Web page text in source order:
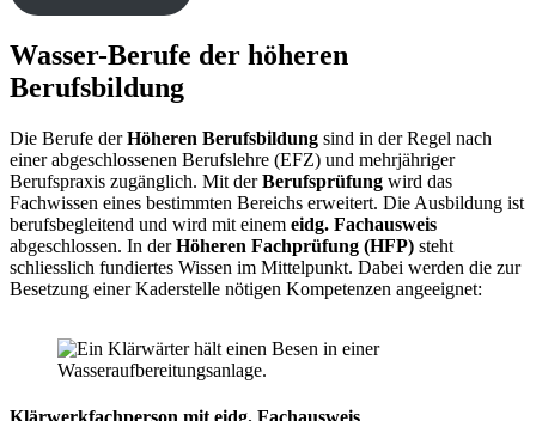
Wasser-Berufe der höheren
Berufsbildung
Die Berufe derHöheren Berufsbildung sind in der Regel nach
einer abgeschlossenen Berufslehre (EFZ) und mehrjähriger
Berufspraxis zugänglich. Mit derBerufsprüfung wird das
Fachwissen eines bestimmten Bereichs erweitert. Die Ausbildung ist
berufsbegleitend und wird mit einem eidg. Fachausweis
abgeschlossen. In derHöheren Fachprüfung (HFP) steht
schliesslich fundiertes Wissen im Mittelpunkt. Dabei werden die zur
Besetzung einer Kaderstelle nötigen Kompetenzen angeeignet: